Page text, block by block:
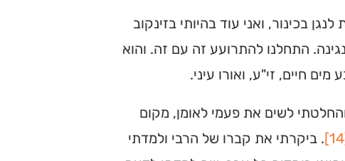
בכינור, ואני עוד בהיותי בזינקוב
התחלנו להתרועע זה עם זה. והוא
חיים, זי"ע, ואורו עיני.
לשים את פעמי לאומן, מקום
. ביקרתי את קברו של הרבי ולמדתי